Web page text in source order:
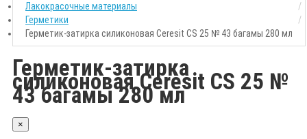
Лакокрасочные материалы
Герметики
Герметик-затирка силиконовая Ceresit CS 25 № 43 багамы 280 мл
Герметик-затирка
силиконовая Ceresit CS 25 №
43 багамы 280 мл
×